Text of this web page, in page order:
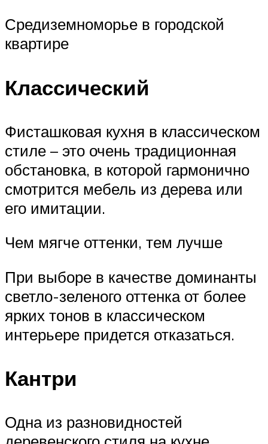
Средиземноморье в городской
квартире
Классический
Фисташковая кухня в классическом
стиле – это очень традиционная
обстановка, в которой гармонично
смотрится мебель из дерева или
его имитации.
Чем мягче оттенки, тем лучше
При выборе в качестве доминанты
светло-зеленого оттенка от более
ярких тонов в классическом
интерьере придется отказаться.
Кантри
Одна из разновидностей